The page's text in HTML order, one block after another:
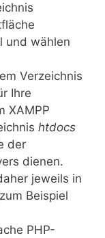
und wählen
Verzeichnis
Ihre
XAMPP
htdocs
der
dienen.
jeweils in
Beispiel
PHP-